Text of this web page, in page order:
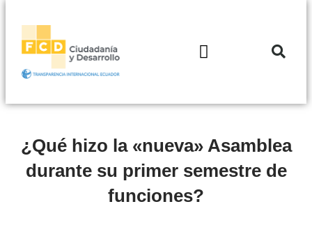
¿Qué hizo la «nueva» Asamblea
durante su primer semestre de
funciones?